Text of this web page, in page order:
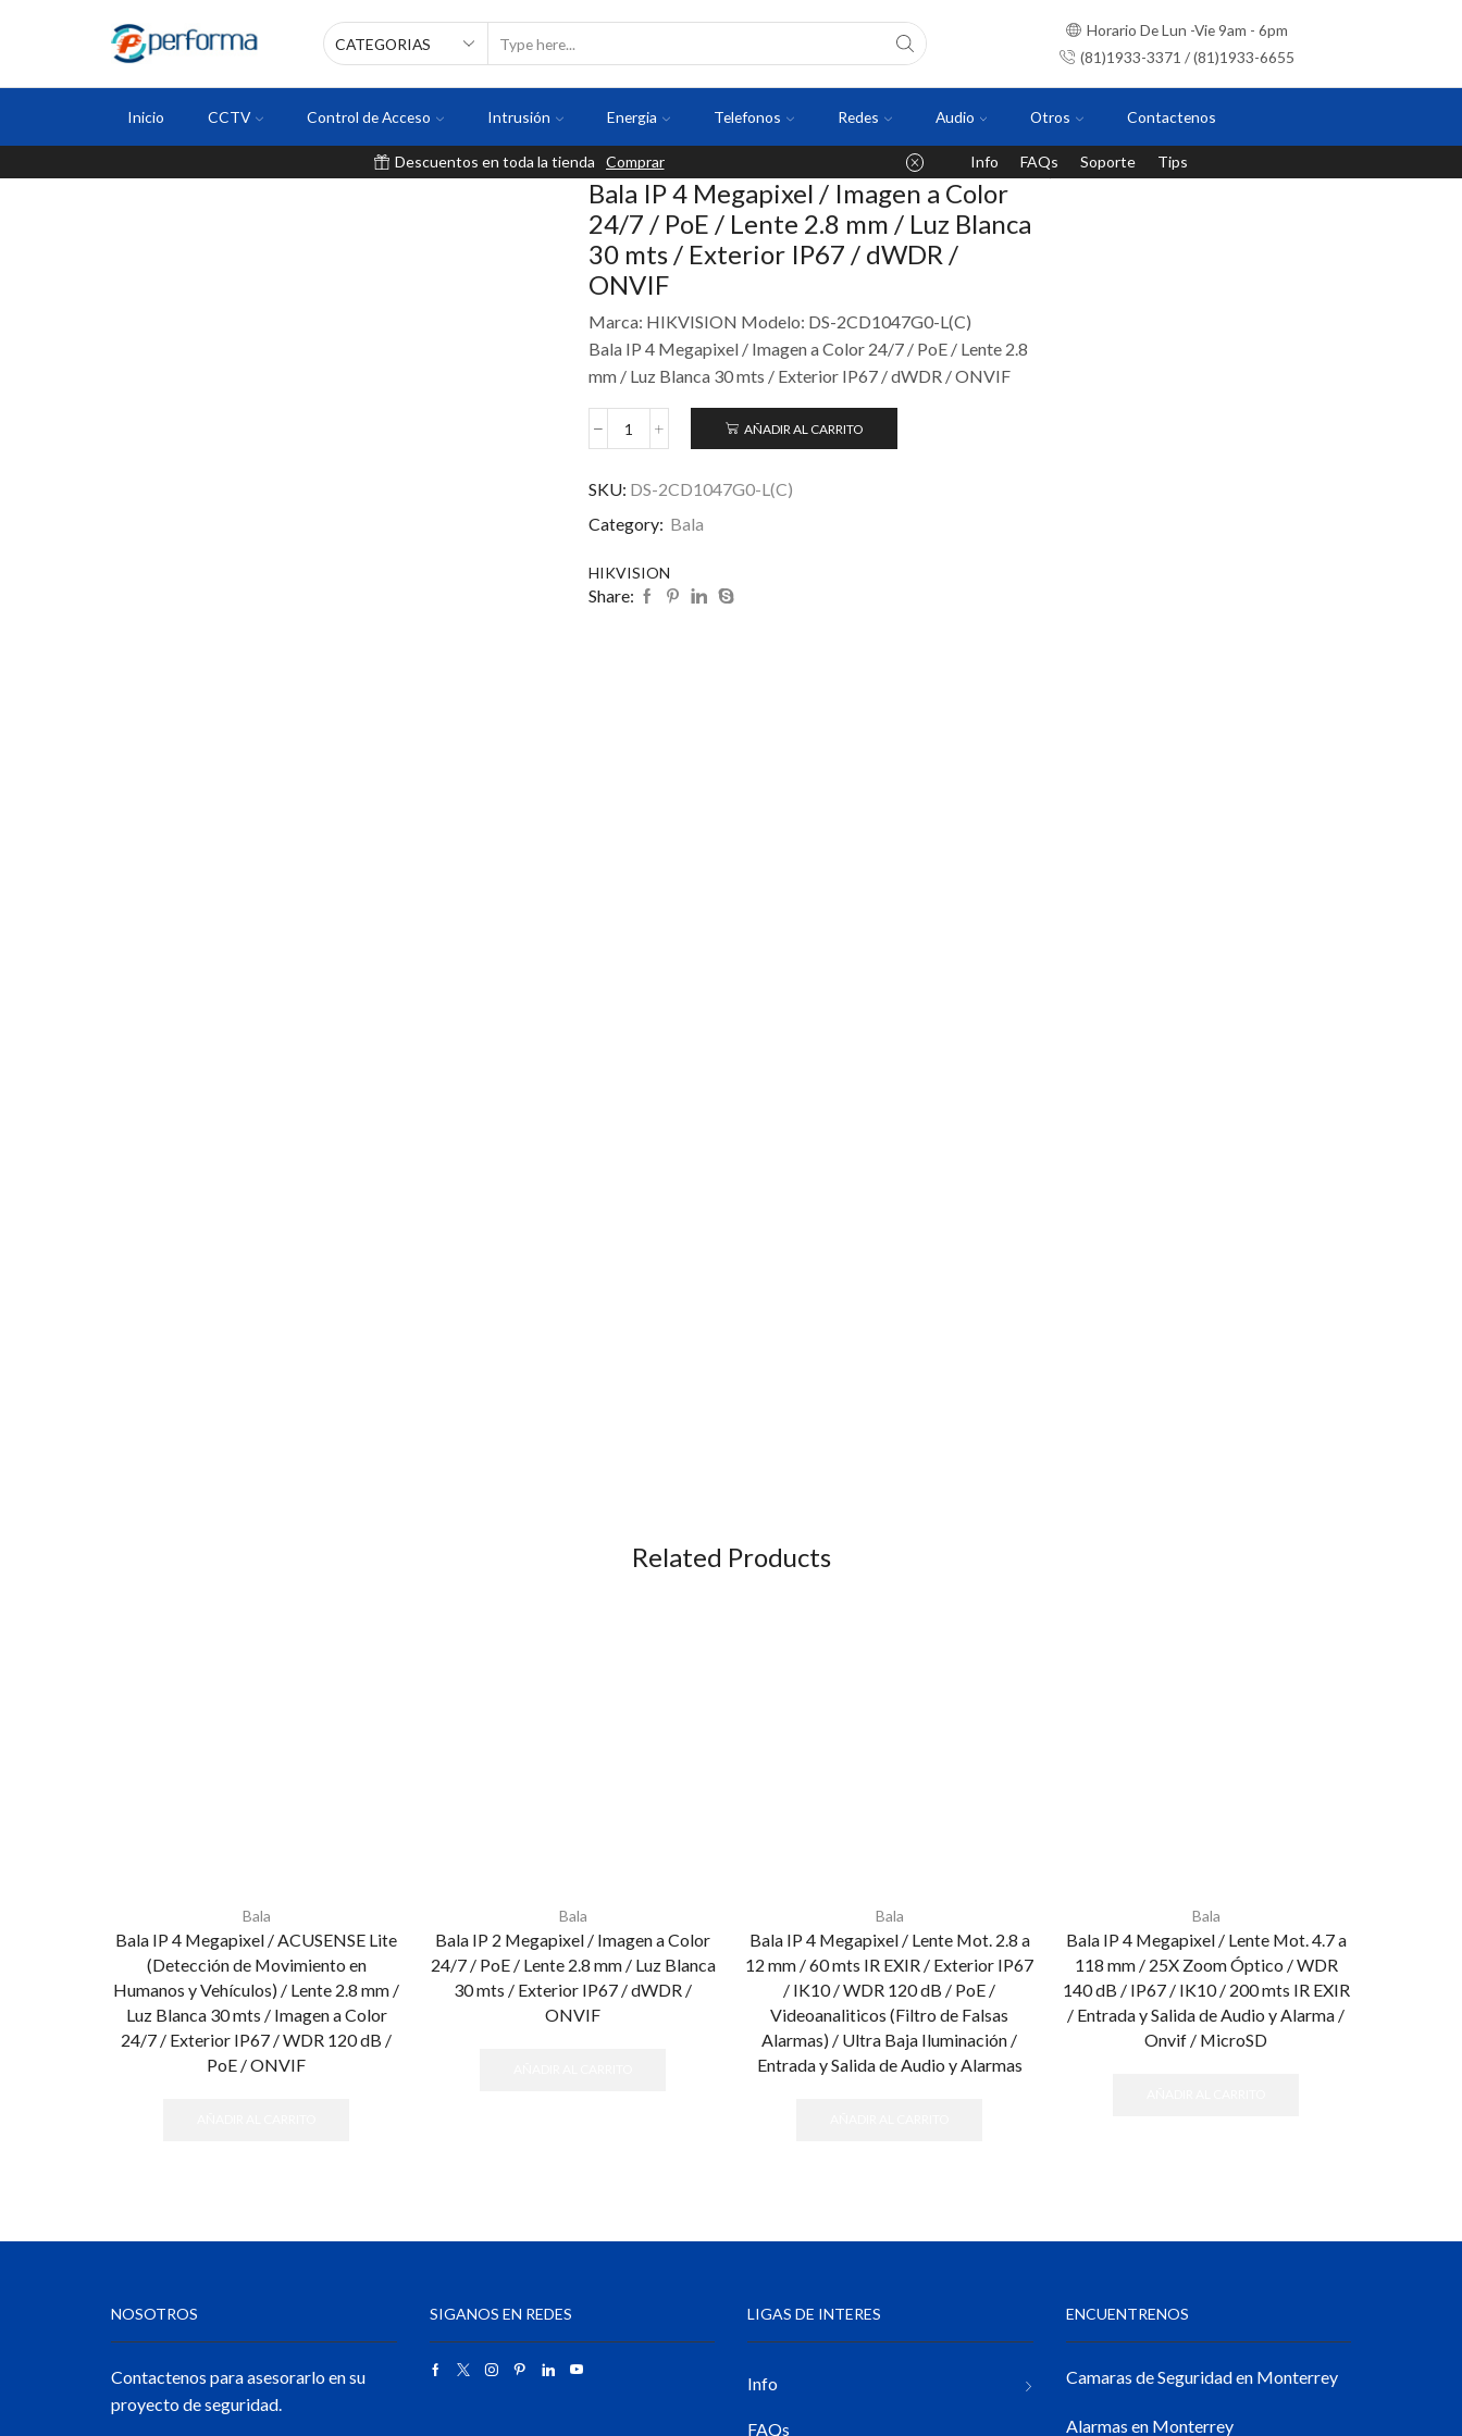
Horario De Lun -Vie 9am - 6pm
(81)1933-3371 / (81)1933-6655
Inicio CCTV Control de Acceso Intrusión Energia Telefonos Redes Audio Otros Contactenos
Descuentos en toda la tienda Comprar Info FAQs Soporte Tips
Bala IP 4 Megapixel / Imagen a Color
24/7 / PoE / Lente 2.8 mm / Luz Blanca
30 mts / Exterior IP67 / dWDR /
ONVIF
Marca: HIKVISION Modelo: DS-2CD1047G0-L(C)
Bala IP 4 Megapixel / Imagen a Color 24/7 / PoE / Lente 2.8
mm / Luz Blanca 30 mts / Exterior IP67 / dWDR / ONVIF
AÑADIR AL CARRITO
SKU: DS-2CD1047G0-L(C)
Category: Bala
HIKVISION
Share:
Related Products
Bala
Bala IP 4 Megapixel / ACUSENSE Lite
(Detección de Movimiento en
Humanos y Vehículos) / Lente 2.8 mm /
Luz Blanca 30 mts / Imagen a Color
24/7 / Exterior IP67 / WDR 120 dB /
PoE / ONVIF
Bala
Bala IP 2 Megapixel / Imagen a Color
24/7 / PoE / Lente 2.8 mm / Luz Blanca
30 mts / Exterior IP67 / dWDR /
ONVIF
Bala
Bala IP 4 Megapixel / Lente Mot. 2.8 a
12 mm / 60 mts IR EXIR / Exterior IP67
/ IK10 / WDR 120 dB / PoE /
Videoanaliticos (Filtro de Falsas
Alarmas) / Ultra Baja Iluminación /
Entrada y Salida de Audio y Alarmas
Bala
Bala IP 4 Megapixel / Lente Mot. 4.7 a
118 mm / 25X Zoom Óptico / WDR
140 dB / IP67 / IK10 / 200 mts IR EXIR
/ Entrada y Salida de Audio y Alarma /
Onvif / MicroSD
NOSOTROS
Contactenos para asesorarlo en su
proyecto de seguridad.
SIGANOS EN REDES LIGAS DE INTERES
Info
FAQs
ENCUENTRENOS
Camaras de Seguridad en Monterrey
Alarmas en Monterrey